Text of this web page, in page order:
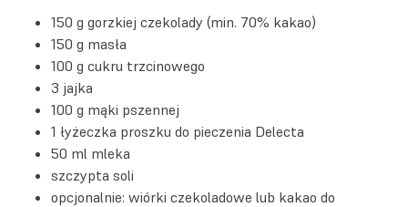
150 g gorzkiej czekolady (min. 70% kakao)
150 g masła
100 g cukru trzcinowego
3 jajka
100 g mąki pszennej
1 łyżeczka proszku do pieczenia Delecta
50 ml mleka
szczypta soli
opcjonalnie: wiórki czekoladowe lub kakao do